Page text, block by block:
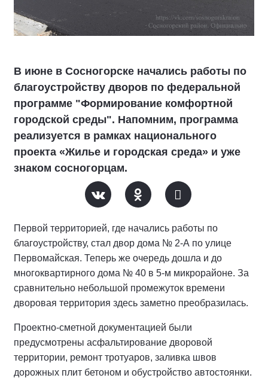
В июне в Сосногорске начались работы по
благоустройству дворов по федеральной
программе "Формирование комфортной
городской среды". Напомним, программа
реализуется в рамках национального
проекта «Жилье и городская среда» и уже
знаком сосногорцам.
Первой территорией, где начались работы по
благоустройству, стал двор дома № 2-А по улице
Первомайская. Теперь же очередь дошла и до
многоквартирного дома № 40 в 5-м микрорайоне. За
сравнительно небольшой промежуток времени
дворовая территория здесь заметно преобразилась.
Проектно-сметной документацией были
предусмотрены асфальтирование дворовой
территории, ремонт тротуаров, заливка швов
дорожных плит бетоном и обустройство автостоянки.